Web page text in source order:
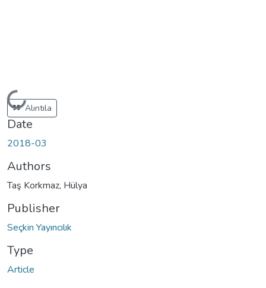
Loading...
Alıntıla
Date
2018-03
Authors
Taş Korkmaz, Hülya
Publisher
Seçkin Yayıncılık
Type
Article